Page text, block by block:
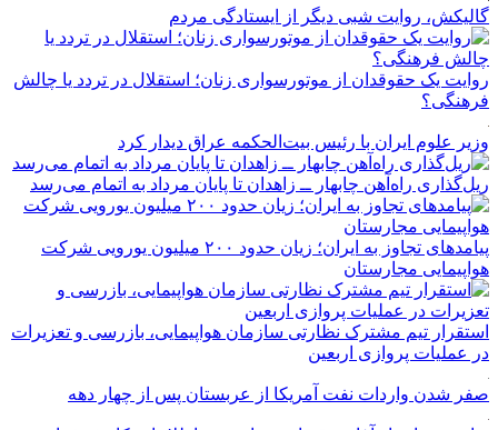
گالیکش، روایت شبی دیگر از ایستادگی مردم
روایت یک حقوقدان از موتورسواری زنان؛ استقلال در تردد یا چالش
فرهنگی؟
وزیر علوم ایران با رئیس بیت‌الحکمه عراق دیدار کرد
ریل‌گذاری راه‌آهن چابهار ــ زاهدان تا پایان مرداد به اتمام می‌رسد
پیامدهای تجاوز به ایران؛ زیان حدود ۲۰۰ میلیون یورویی شرکت
هواپیمایی مجارستان
استقرار تیم مشترک نظارتی سازمان هواپیمایی، بازرسی و تعزیرات
در عملیات پروازی اربعین
صفر شدن واردات نفت آمریکا از عربستان پس از چهار دهه